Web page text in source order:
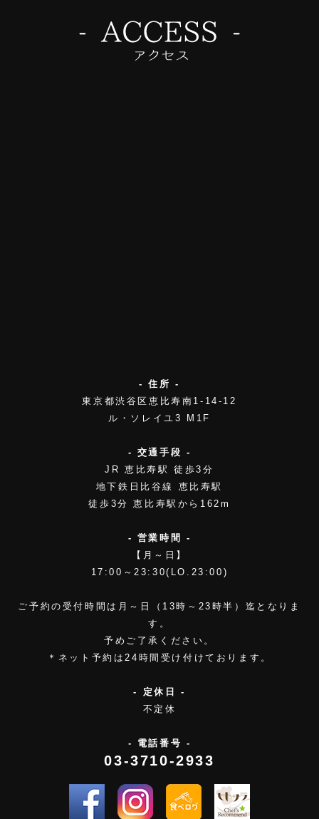
- 住所 -
東京都渋谷区恵比寿南1-14-12
ル・ソレイユ3 M1F
- 交通手段 -
JR 恵比寿駅 徒歩3分
地下鉄日比谷線 恵比寿駅
徒歩3分 恵比寿駅から162m
- 営業時間 -
【月～日】
17:00～23:30(LO.23:00)
ご予約の受付時間は月～日（13時～23時半）迄となりま
す。
予めご了承ください。
＊ネット予約は24時間受け付けております。
- 定休日 -
不定休
- 電話番号 -
03-3710-2933